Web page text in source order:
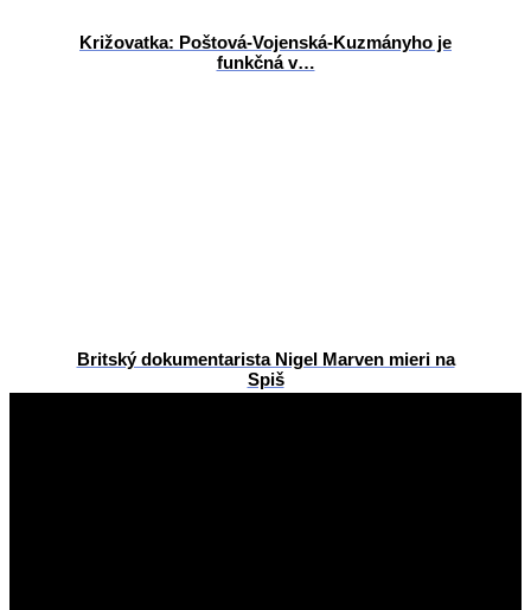
Križovatka: Poštová-Vojenská-Kuzmányho je
funkčná v…
Britský dokumentarista Nigel Marven mieri na
Spiš